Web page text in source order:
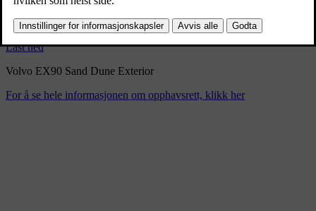
Bokmerke
Del
Last ned
Volvo EX90 Sand Dune Exterior
For å se hele informasjonen om opphavsrett, klikk her